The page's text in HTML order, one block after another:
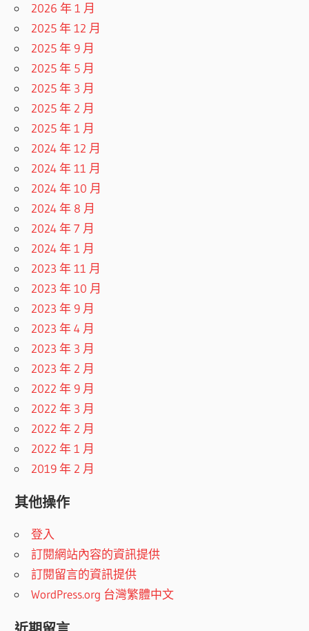
2026 年 1 月
2025 年 12 月
2025 年 9 月
2025 年 5 月
2025 年 3 月
2025 年 2 月
2025 年 1 月
2024 年 12 月
2024 年 11 月
2024 年 10 月
2024 年 8 月
2024 年 7 月
2024 年 1 月
2023 年 11 月
2023 年 10 月
2023 年 9 月
2023 年 4 月
2023 年 3 月
2023 年 2 月
2022 年 9 月
2022 年 3 月
2022 年 2 月
2022 年 1 月
2019 年 2 月
其他操作
登入
訂閱網站內容的資訊提供
訂閱留言的資訊提供
WordPress.org 台灣繁體中文